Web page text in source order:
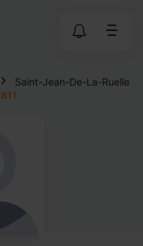
Saint-Jean-De-La-Ruelle